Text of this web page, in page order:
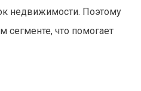
недвижимости. Поэтому
что помогает